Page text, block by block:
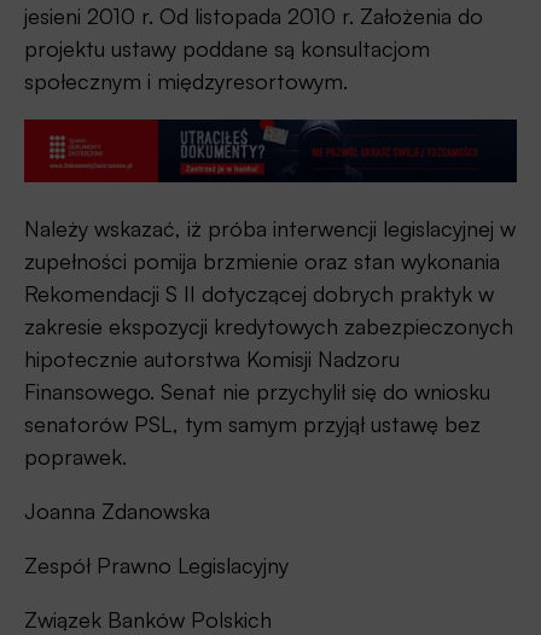
jesieni 2010 r. Od listopada 2010 r. Założenia do
projektu ustawy poddane są konsultacjom
społecznym i międzyresortowym.
Należy wskazać, iż próba interwencji legislacyjnej w
zupełności pomija brzmienie oraz stan wykonania
Rekomendacji S II dotyczącej dobrych praktyk w
zakresie ekspozycji kredytowych zabezpieczonych
hipotecznie autorstwa Komisji Nadzoru
Finansowego. Senat nie przychylił się do wniosku
senatorów PSL, tym samym przyjął ustawę bez
poprawek.
Joanna Zdanowska
Zespół Prawno Legislacyjny
Związek Banków Polskich